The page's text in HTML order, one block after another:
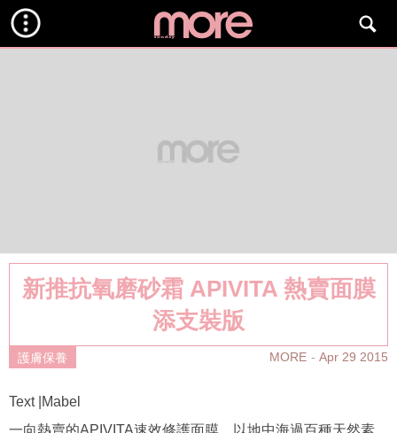
新推抗氧磨砂霜 APIVITA 熱賣面膜
添支裝版
護膚保養 MORE Apr 29 2015
Text |Mabel
一向熱賣的APIVITA速效修護面膜，以地中海過百種天然素